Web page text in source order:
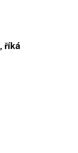
říká